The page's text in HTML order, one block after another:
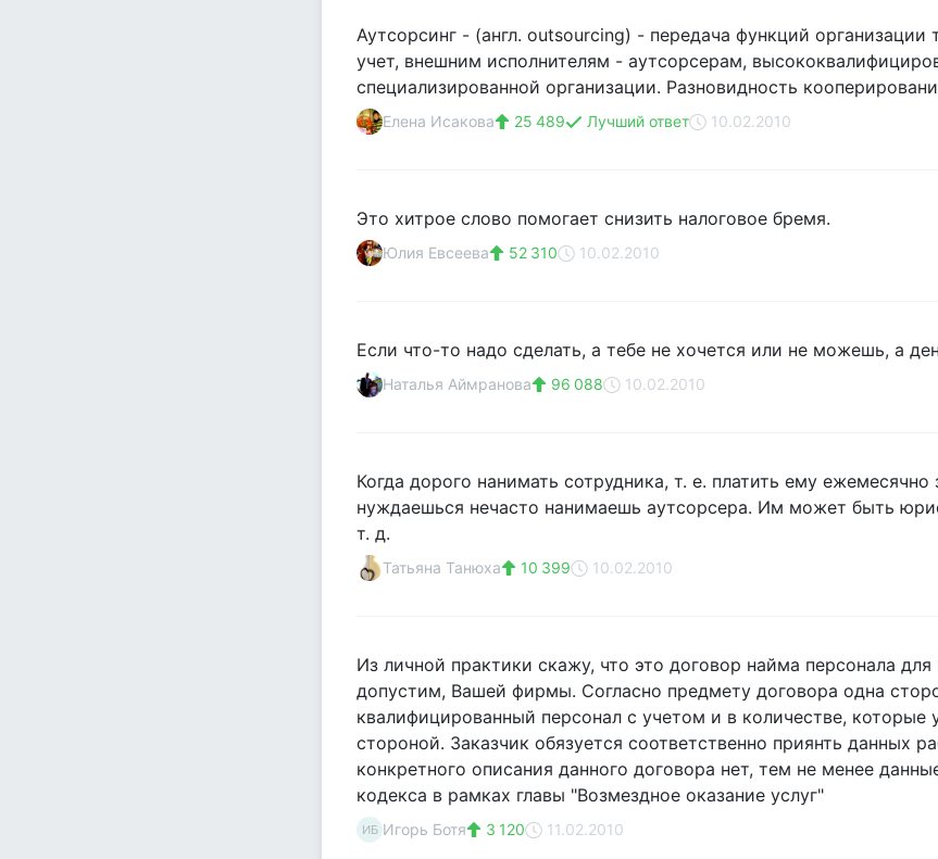
Аутсорсинг - (англ. outsourcing) - передача функций организации
учет, внешним исполнителям - аутсорсерам,
специализированной организации. Разновидность
Елена Исакова 25 489 Лучший ответ 10.02.2010
Это хитрое слово помогает снизить налоговое бремя.
Юлия Евсеева 52 310 10.02.2010
Если что-то надо сделать, а тебе не хочется или не можешь, а
Наталья Аймранова 96 088 10.02.2010
Когда дорого нанимать сотрудника, т. е. платить ему ежемесячно
нуждаешься нечасто нанимаешь аутсорсера. Им может быть
т. д.
Татьяна Танюха 10 399 10.02.2010
Из личной практики скажу, что это договор найма персонала
допустим, Вашей фирмы. Согласно предмету договора одна
квалифицированный персонал с учетом и в количестве, которые
стороной. Заказчик обязуется соответственно приянть данных
конкретного описания данного договора нет, тем не менее
кодекса в рамках главы "Возмездное оказание услуг"
ИБ Игорь Ботя 3 120 11.02.2010